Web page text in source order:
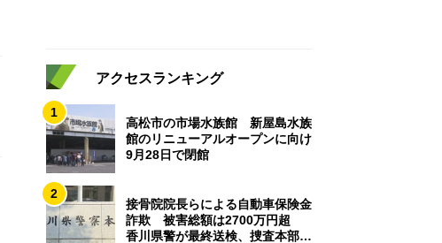
アクセスランキング
1
高松市の市場水族館 新屋島水族
館のリニューアルオープンに向け
9月28日で閉館
2
接骨院院長らによる自動車保険金
詐欺 被害総額は2700万円超
香川県警が最終送検、捜査本部解